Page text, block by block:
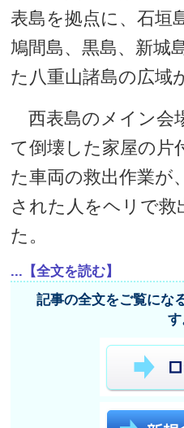
表島を拠点に、石垣
鳩間島、黒島、新城
た八重山諸島の広域
西表島のメイン会
て倒壊した家屋の片
た車両の救出作業が
された人をヘリで
た。
...【全文を読む】
記事の全文をご覧にな
す